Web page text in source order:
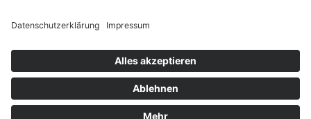
Widerrufsrecht
Widerrufsrecht bei Reparaturen
Kontakt
Ergänzende Allgemeine Geschäftsbedingungen zum
easyCredit-Ratenkauf